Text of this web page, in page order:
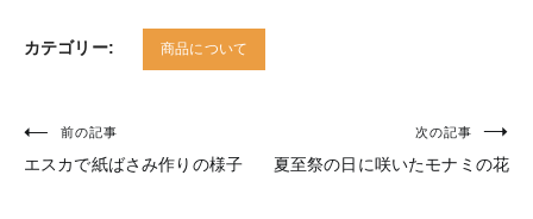
カテゴリー: 商品について
投
稿
前の記事
エスカで紙ばさみ作りの様子
次の記事
夏至祭の日に咲いたモナミの花